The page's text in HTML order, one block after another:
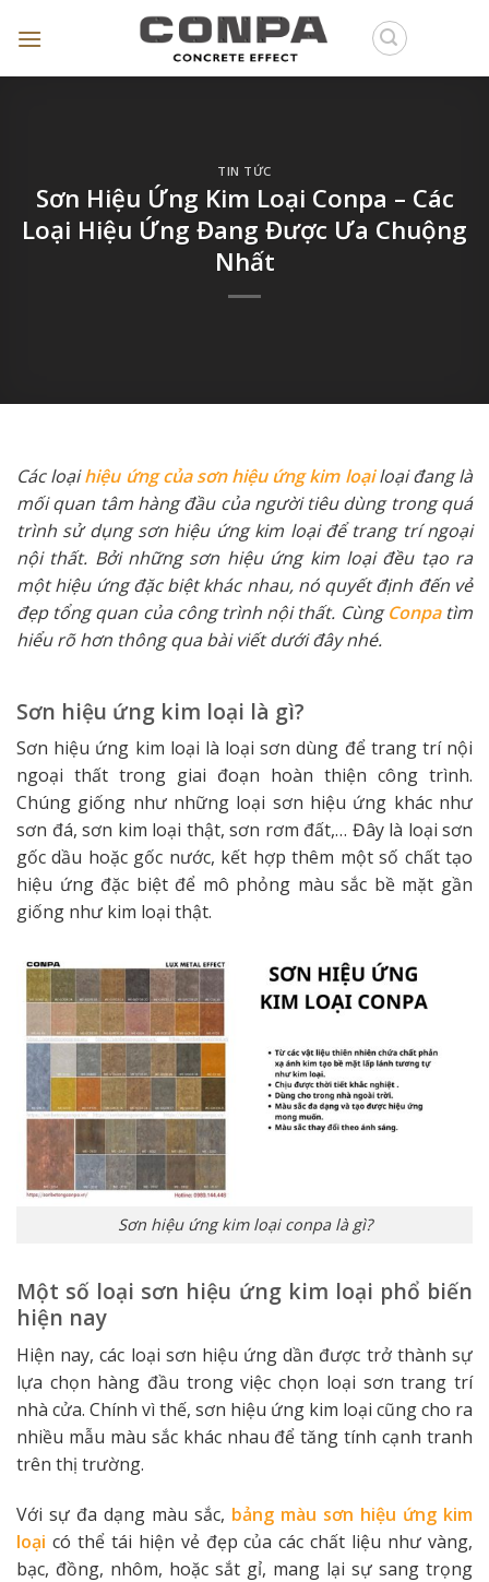
TIN TỨC
Sơn Hiệu Ứng Kim Loại Conpa – Các
Loại Hiệu Ứng Đang Được Ưa Chuộng
Nhất
Các loạihiệu ứng của sơn hiệu ứng kim loạiloại đang là
mối quan tâm hàng đầu của người tiêu dùng trong quá
trình sử dụng sơn hiệu ứng kim loại để trang trí ngoại
nội thất. Bởi những sơn hiệu ứng kim loại đều tạo ra
một hiệu ứng đặc biệt khác nhau, nó quyết định đến vẻ
đẹp tổng quan của công trình nội thất. CùngConpatìm
hiểu rõ hơn thông qua bài viết dưới đây nhé.
Sơn hiệu ứng kim loại là gì?
Sơn hiệu ứng kim loại là loại sơn dùng để trang trí nội
ngoại thất trong giai đoạn hoàn thiện công trình.
Chúng giống như những loại sơn hiệu ứng khác như
sơn đá, sơn kim loại thật, sơn rơm đất,… Đây là loại sơn
gốc dầu hoặc gốc nước, kết hợp thêm một số chất tạo
hiệu ứng đặc biệt để mô phỏng màu sắc bề mặt gần
giống như kim loại thật.
Sơn hiệu ứng kim loại conpa là gì?
Một số loại sơn hiệu ứng kim loại phổ biến
hiện nay
Hiện nay, các loại sơn hiệu ứng dần được trở thành sự
lựa chọn hàng đầu trong việc chọn loại sơn trang trí
nhà cửa. Chính vì thế, sơn hiệu ứng kim loại cũng cho ra
nhiều mẫu màu sắc khác nhau để tăng tính cạnh tranh
trên thị trường.
Với sự đa dạng màu sắc, bảng màu sơn hiệu ứng kim
loại có thể tái hiện vẻ đẹp của các chất liệu như vàng,
bạc, đồng, nhôm, hoặc sắt gỉ, mang lại sự sang trọng